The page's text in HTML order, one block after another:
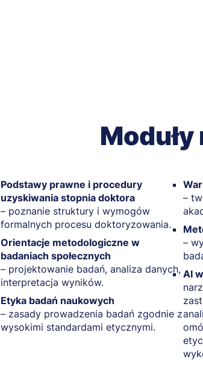
Podstawy prawne i procedury
uzyskiwania stopnia doktora
– poznanie struktury i wymogów
formalnych procesu doktoryzowania.
Orientacje metodologiczne w
badaniach społecznych
– projektowanie badań, analiza danych,
interpretacja wyników.
Etyka badań naukowych
– zasady prowadzenia badań zgodnie z
wysokimi standardami etycznymi.
–
–
AI